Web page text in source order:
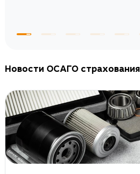
Новости ОСАГО страхования